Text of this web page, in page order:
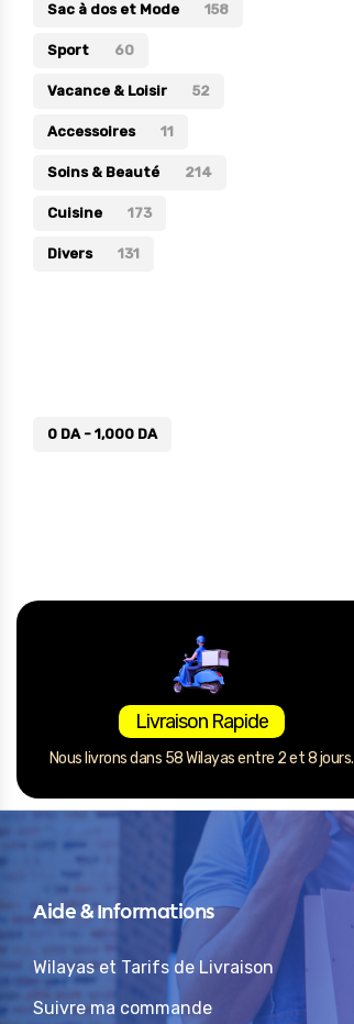
Sac à dos et Mode 158
Sport 60
Vacance & Loisir 52
Accessoires 11
Soins & Beauté 214
Cuisine 173
Divers 131
0 DA- 1,000 DA
Livraison Rapide
Nous livrons dans 58 Wilayas entre 2 et 8 jours.
Aide & Informations
Wilayas et Tarifs de Livraison
Suivre ma commande